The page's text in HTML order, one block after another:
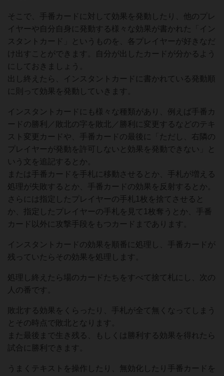
そこで、手番カードに対して効果を発動したり、他のプレ
イヤーや自分自身に発動する様々な効果が書かれた「イン
スタントカード」というものを、各プレイヤーが好きなだ
け出すことができます。自分が出したカードが分かるよう
にしておきましょう。
出し終えたら、インスタントカードに書かれている発動順
に則って効果を発動していきます。
インスタントカードにも様々な種類があり、例えば手番カ
ードの勝利／敗北の字を敗北／勝利に変更するなどのテキ
スト変更カードや、手番カードの最後に「ただし、右隣の
プレイヤーが発動を許可しないと効果を発動できない」と
いう文を追記するとか。
または手番カードを手札に移動させるとか、手札が増える
処理が失敗するとか、手番カードの効果を反射するとか。
さらには指定したプレイヤーの手札1枚を捨てさせると
か、指定したプレイヤーの手札を見て1枚奪うとか、手番
カード以外に攻撃手段をもつカードまであります。
インスタントカードの効果を順番に処理し、手番カードが
残っていたらその効果を処理します。
処理し終えたら場のカードたちをすべて捨て札にし、次の
人の番です。
敗北する効果をくらったり、手札が全て無くなってしまう
とその時点で敗北となります。
また最後まで生き残る、もしくは勝利する効果を得れたら
試合に勝利できます。
うまくテキストを操作したり、無効化したり手番カードを